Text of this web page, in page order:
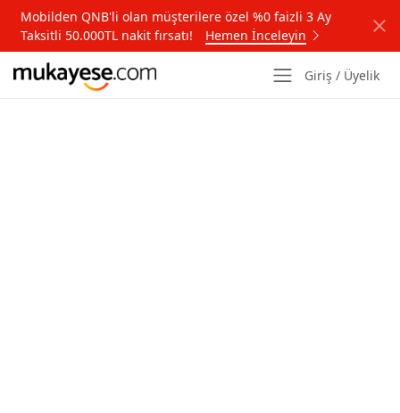
Mobilden QNB'li olan müşterilere özel %0 faizli 3 Ay
Taksitli 50.000TL nakit fırsatı!
Hemen İnceleyin
Giriş / Üyelik